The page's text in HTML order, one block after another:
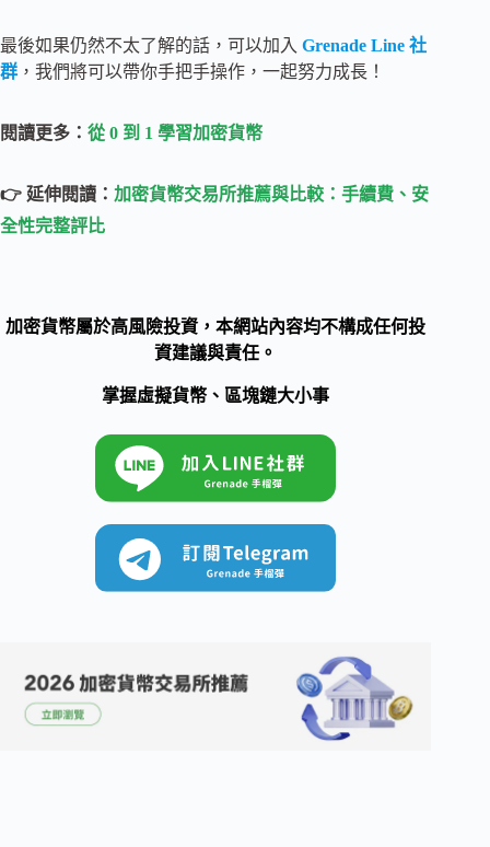
最後如果仍然不太了解的話，可以加入 Grenade Line 社
群 ，我們將可以帶你手把手操作，一起努力成長！
閱讀更多： 從 0 到 1 學習加密貨幣
👉 延伸閱讀： 加密貨幣交易所推薦與比較：手續費、安
全性完整評比
加密貨幣屬於高風險投資，本網站內容均不構成任何投
資建議與責任。
掌握虛擬貨幣、區塊鏈大小事